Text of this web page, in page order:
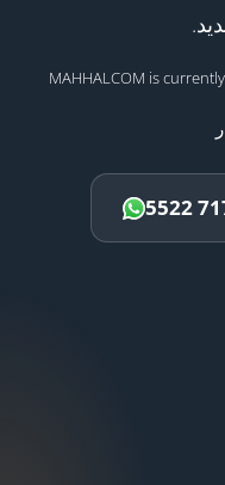
MAHHALCOM is
5522